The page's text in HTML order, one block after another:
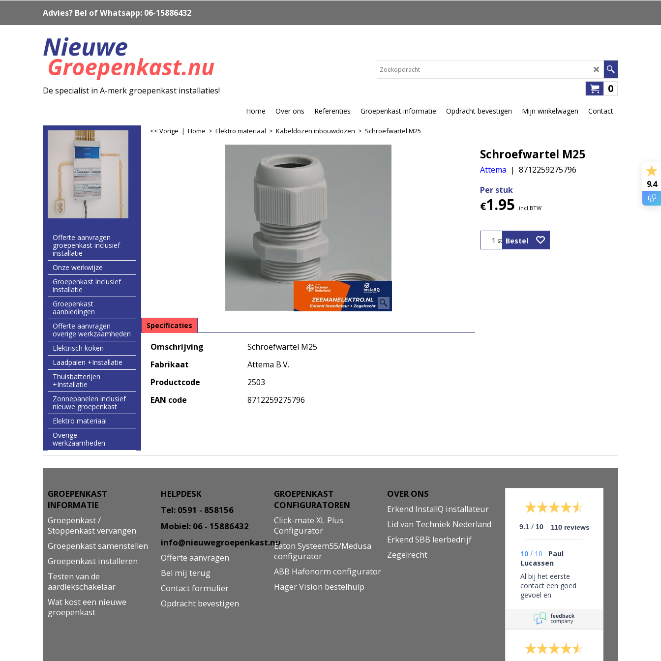
Advies? Bel of Whatsapp: 06-15886432
De specialist in A-merk groepenkast installaties! 0
Home Over ons Referenties Groepenkast informatie Opdracht bevestigen Mijn winkelwagen Contact
Offerte aanvragen
groepenkast inclusief
installatie
Onze werkwijze
Groepenkast inclusief
installatie
Groepenkast
aanbiedingen
Offerte aanvragen
overige werkzaamheden
Elektrisch koken
Laadpalen +Installatie
Thuisbatterijen
+Installatie
Zonnepanelen inclusief
nieuwe groepenkast
Elektro materiaal
Overige
werkzaamheden
<< Vorige | Home > Elektro materiaal > Kabeldozen inbouwdozen > Schroefwartel M25
Schroefwartel M25
Attema
8712259275796
Per stuk
€1.95 incl BTW
st Bestel
Specificaties
Omschrijving
Schroefwartel M25
Fabrikaat
Attema B.V.
Productcode
2503
EAN code
8712259275796
GROEPENKAST
INFORMATIE
Groepenkast /
Stoppenkast vervangen
Groepenkast samenstellen
Groepenkast installeren
Testen van de
aardlekschakelaar
Wat kost een nieuwe
groepenkast
HELPDESK
Tel: 0591 - 858156
Mobiel: 06 - 15886432
info@nieuwegroepenkast.nu
Offerte aanvragen
Bel mij terug
Contact formulier
Opdracht bevestigen
GROEPENKAST
CONFIGURATOREN
Click-mate XL Plus
Configurator
Eaton Systeem55/Medusa
configurator
ABB Hafonorm configurator
Hager Vision bestelhulp
OVER ONS
Erkend InstallQ installateur
Lid van Techniek Nederland
Erkend SBB leerbedrijf
Zegelrecht
9.1 / 10 110 reviews
10 / 10
Paul
Lucassen
Al bij het eerste
contact een goed
gevoel en
bedrijf, eerlijk zaken
doen en leveren wat
je belooft.
9.4